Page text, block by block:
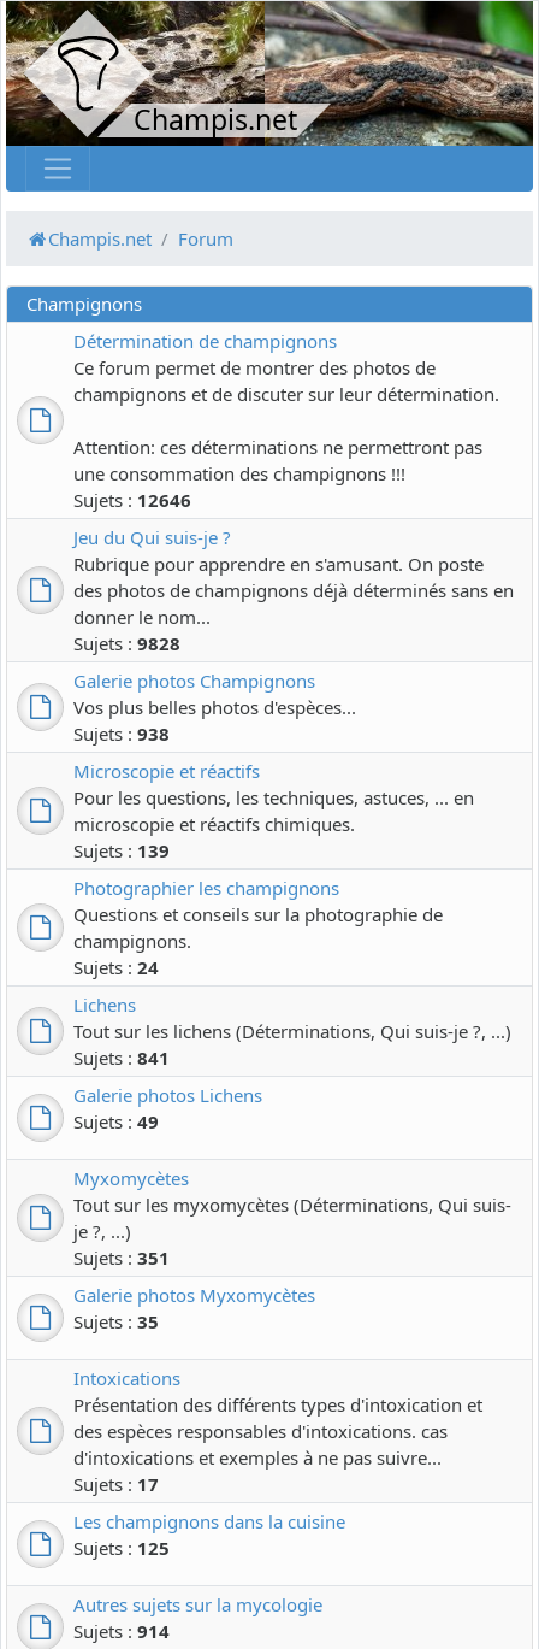
Champis.net
Champis.net Forum
Champignons
Détermination de champignons
Ce forum permet de montrer des photos de
champignons et de discuter sur leur détermination.
Attention: ces déterminations ne permettront pas
une consommation des champignons !!!
Sujets : 12646
Jeu du Qui suis-je ?
Rubrique pour apprendre en s'amusant. On poste
des photos de champignons déjà déterminés sans en
donner le nom...
Sujets : 9828
Galerie photos Champignons
Vos plus belles photos d'espèces...
Sujets : 938
Microscopie et réactifs
Pour les questions, les techniques, astuces, ... en
microscopie et réactifs chimiques.
Sujets : 139
Photographier les champignons
Questions et conseils sur la photographie de
champignons.
Sujets : 24
Lichens
Tout sur les lichens (Déterminations, Qui suis-je ?, ...)
Sujets : 841
Galerie photos Lichens
Sujets : 49
Myxomycètes
Tout sur les myxomycètes (Déterminations, Qui suis-
je ?, ...)
Sujets : 351
Galerie photos Myxomycètes
Sujets : 35
Intoxications
Présentation des différents types d'intoxication et
des espèces responsables d'intoxications. cas
d'intoxications et exemples à ne pas suivre...
Sujets : 17
Les champignons dans la cuisine
Sujets : 125
Autres sujets sur la mycologie
Sujets : 914